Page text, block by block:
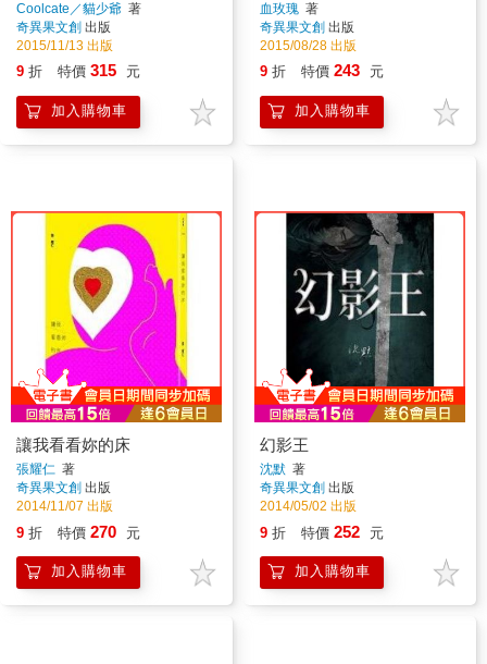
Coolcate／貓少爺 著
奇異果文創 出版
2015/11/13 出版
9 折 特價 315 元
加入購物車
血玫瑰 著
奇異果文創 出版
2015/08/28 出版
9 折 特價 243 元
加入購物車
讓我看看妳的床
張耀仁 著
奇異果文創 出版
2014/11/07 出版
9 折 特價 270 元
加入購物車
幻影王
沈默 著
奇異果文創 出版
2014/05/02 出版
9 折 特價 252 元
加入購物車